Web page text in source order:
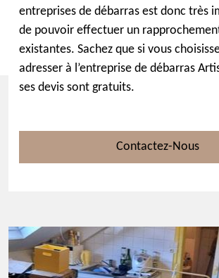
entreprises de débarras est donc très
de pouvoir effectuer un
existantes. Sachez que si vous
adresser à l’entreprise de débarras
ses devis sont gratuits.
Contactez-Nous